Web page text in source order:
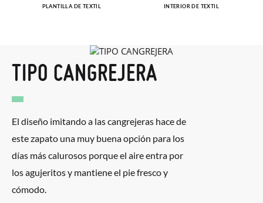
PLANTILLA DE TEXTIL INTERIOR DE TEXTIL
TIPO CANGREJERA
El diseño imitando a las cangrejeras hace de
este zapato una muy buena opción para los
días más calurosos porque el aire entra por
los agujeritos y mantiene el pie fresco y
cómodo.